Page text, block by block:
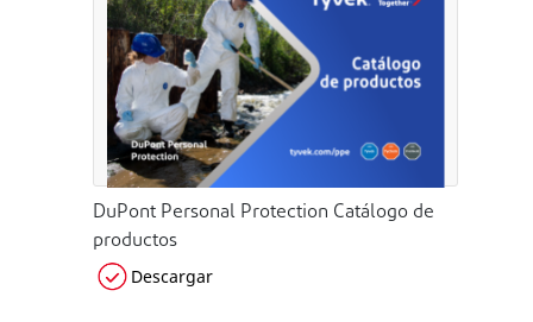
DuPont Personal Protection Catálogo de
productos
Descargar